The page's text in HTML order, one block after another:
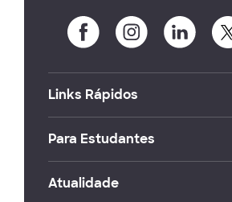
Links Rápidos
Para Estudantes
Atualidade